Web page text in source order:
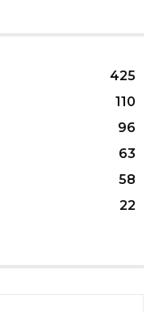
425
110
96
63
58
22